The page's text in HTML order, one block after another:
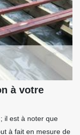
à votre
il est à noter que
à fait en mesure de